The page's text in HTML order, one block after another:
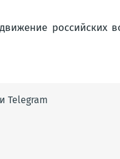
российских
Telegram